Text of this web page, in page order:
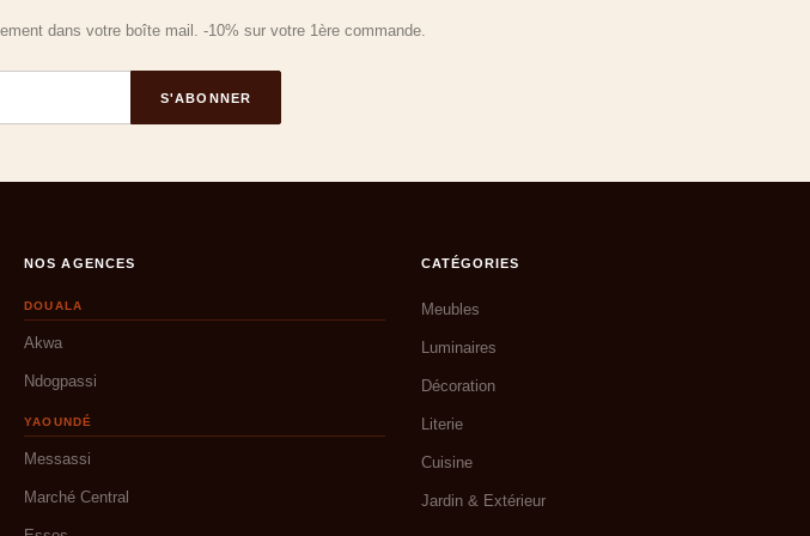
dans votre boîte mail. -10% sur votre 1ère commande.
S'ABONNER
NOS AGENCES
DOUALA
Akwa
Ndogpassi
YAOUNDÉ
Messassi
Marché Central
CATÉGORIES
Meubles
Luminaires
Décoration
Literie
Cuisine
Jardin & Extérieur